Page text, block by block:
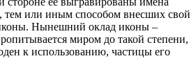
тем или иным способом внесших свой
Нынешний оклад иконы –
миром до такой степени,
к использованию, частицы его